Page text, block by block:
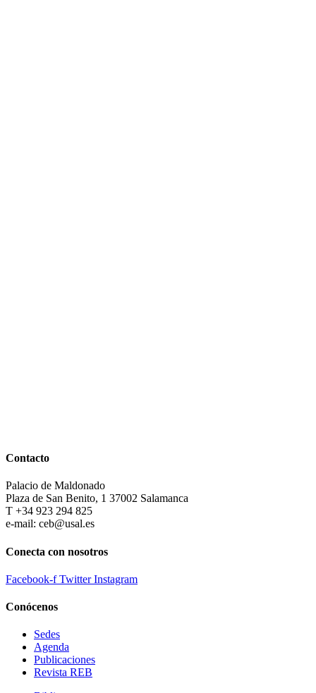
Contacto
Palacio de Maldonado
Plaza de San Benito, 1 37002 Salamanca
T +34 923 294 825
e-mail: ceb@usal.es
Conecta con nosotros
Facebook-f Twitter Instagram
Conócenos
Sedes
Agenda
Publicaciones
Revista REB